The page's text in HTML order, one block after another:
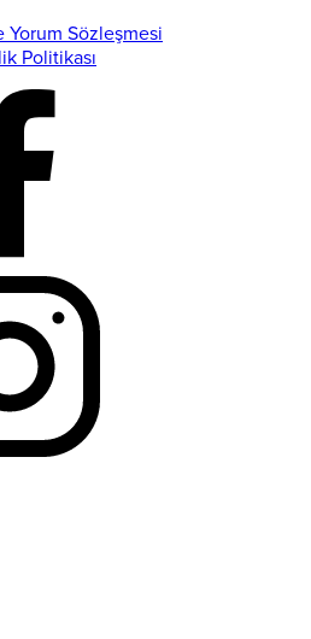
Yorum Sözleşmesi
Politikası